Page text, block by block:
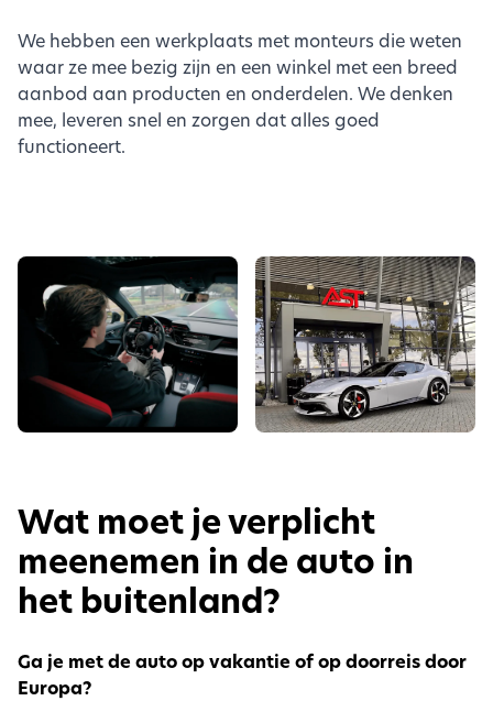
We hebben een werkplaats met monteurs die weten
waar ze mee bezig zijn en een winkel met een breed
aanbod aan producten en onderdelen. We denken
mee, leveren snel en zorgen dat alles goed
functioneert.
Wat moet je verplicht
meenemen in de auto in
het buitenland?
Ga je met de auto op vakantie of op doorreis door
Europa?